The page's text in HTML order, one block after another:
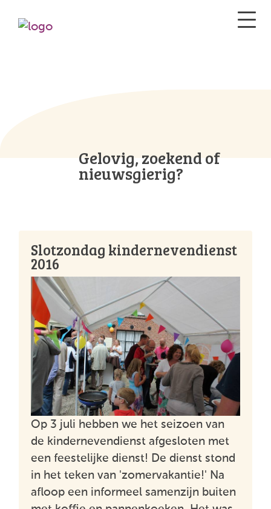
Gelovig, zoekend of
nieuwsgierig?
Slotzondag kindernevendienst
2016
Op 3 juli hebben we het seizoen van
de kindernevendienst afgesloten met
een feestelijke dienst! De dienst stond
in het teken van 'zomervakantie!' Na
afloop een informeel samenzijn buiten